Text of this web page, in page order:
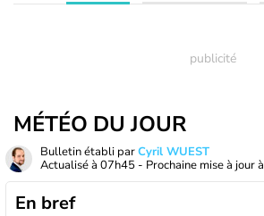
MÉTÉO DU JOUR
Bulletin établi parCyril WUEST
Actualisé à 07h45 - Prochaine mise à jour à
En bref